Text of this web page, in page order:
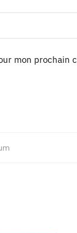
mon prochain